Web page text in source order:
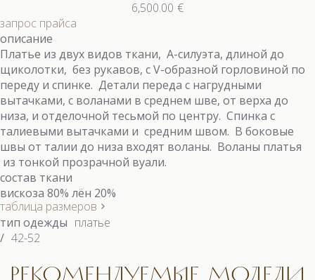
€
6,500.00
запрос прайса
описание
Платье из двух видов ткани, А-силуэта, длиной до
щиколотки, без рукавов, с V-образной горловиной по
переду и спинке. Детали переда с нагрудными
вытачками, с воланами в среднем шве, от верха до
низа, и отделочной тесьмой по центру. Спинка с
талиевыми вытачками и средним швом. В боковые
швы от талии до низа входят воланы. Воланы платья
из тонкой прозрачной вуали.
состав ткани
вискоза 80% лён 20%
таблица размеров
тип одежды платье
/ 42-52